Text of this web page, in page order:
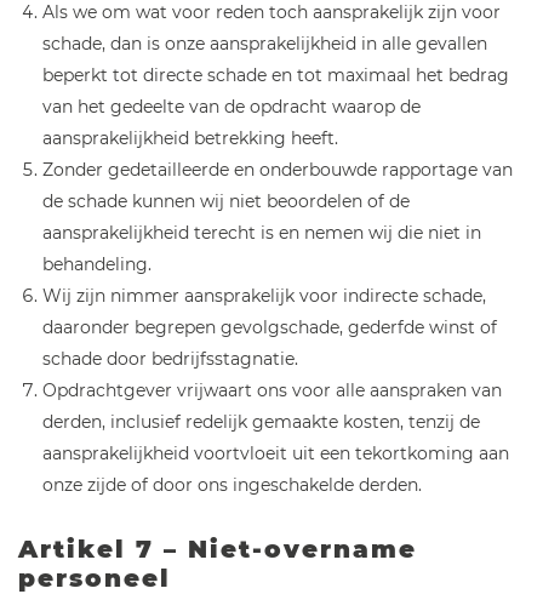
Als we om wat voor reden toch aansprakelijk zijn voor
schade, dan is onze aansprakelijkheid in alle gevallen
beperkt tot directe schade en tot maximaal het bedrag
van het gedeelte van de opdracht waarop de
aansprakelijkheid betrekking heeft.
Zonder gedetailleerde en onderbouwde rapportage van
de schade kunnen wij niet beoordelen of de
aansprakelijkheid terecht is en nemen wij die niet in
behandeling.
Wij zijn nimmer aansprakelijk voor indirecte schade,
daaronder begrepen gevolgschade, gederfde winst of
schade door bedrijfsstagnatie.
Opdrachtgever vrijwaart ons voor alle aanspraken van
derden, inclusief redelijk gemaakte kosten, tenzij de
aansprakelijkheid voortvloeit uit een tekortkoming aan
onze zijde of door ons ingeschakelde derden.
Artikel 7 – Niet-overname
personeel